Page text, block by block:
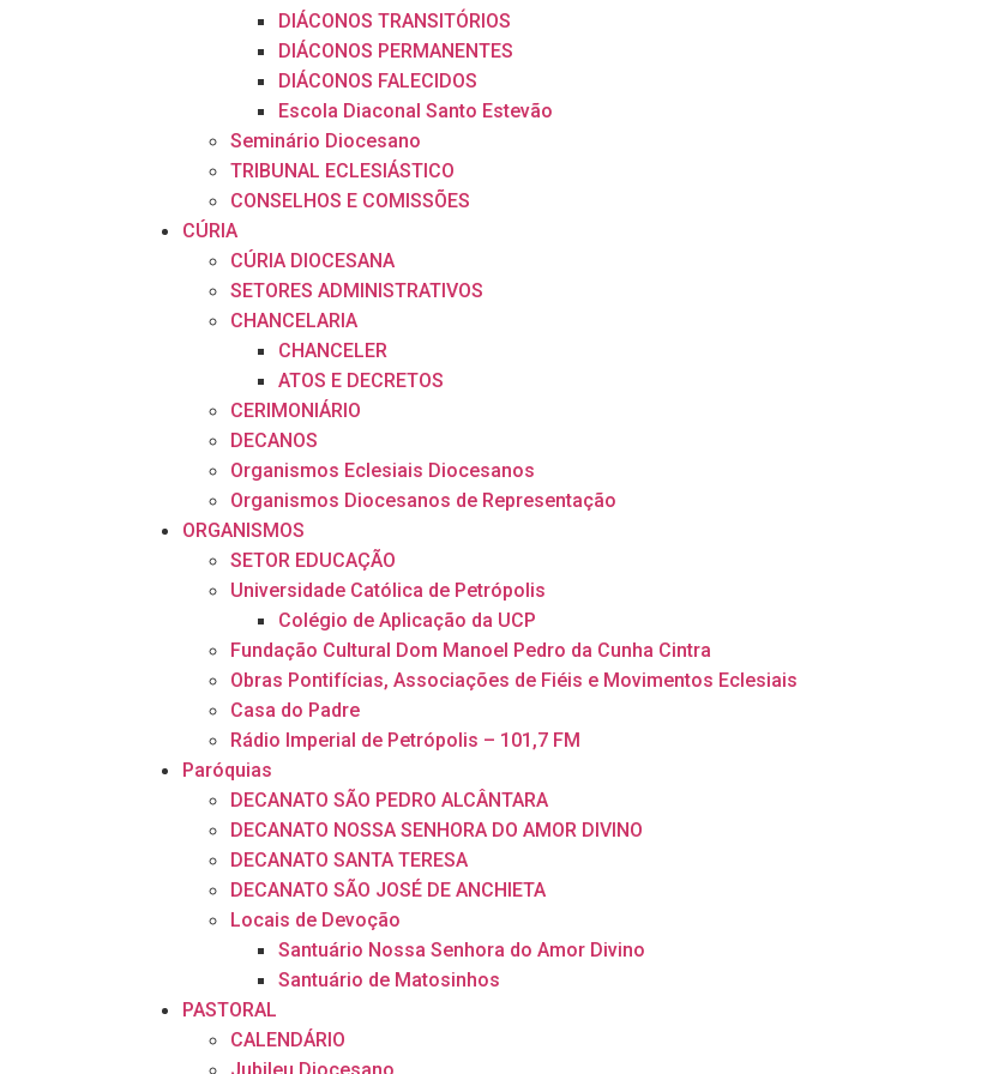
DIÁCONOS TRANSITÓRIOS
DIÁCONOS PERMANENTES
DIÁCONOS FALECIDOS
Escola Diaconal Santo Estevão
Seminário Diocesano
TRIBUNAL ECLESIÁSTICO
CONSELHOS E COMISSÕES
CÚRIA
CÚRIA DIOCESANA
SETORES ADMINISTRATIVOS
CHANCELARIA
CHANCELER
ATOS E DECRETOS
CERIMONIÁRIO
DECANOS
Organismos Eclesiais Diocesanos
Organismos Diocesanos de Representação
ORGANISMOS
SETOR EDUCAÇÃO
Universidade Católica de Petrópolis
Colégio de Aplicação da UCP
Fundação Cultural Dom Manoel Pedro da Cunha Cintra
Obras Pontifícias, Associações de Fiéis e Movimentos Eclesiais
Casa do Padre
Rádio Imperial de Petrópolis – 101,7 FM
Paróquias
DECANATO SÃO PEDRO ALCÂNTARA
DECANATO NOSSA SENHORA DO AMOR DIVINO
DECANATO SANTA TERESA
DECANATO SÃO JOSÉ DE ANCHIETA
Locais de Devoção
Santuário Nossa Senhora do Amor Divino
Santuário de Matosinhos
PASTORAL
CALENDÁRIO